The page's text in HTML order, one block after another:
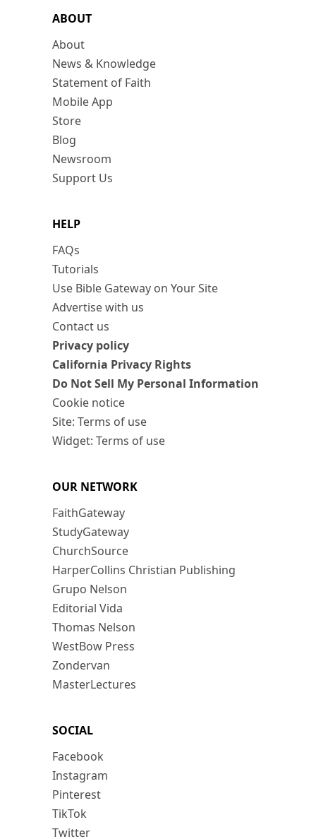
ABOUT
About
News & Knowledge
Statement of Faith
Mobile App
Store
Blog
Newsroom
Support Us
HELP
FAQs
Tutorials
Use Bible Gateway on Your Site
Advertise with us
Contact us
Privacy policy
California Privacy Rights
Do Not Sell My Personal Information
Cookie notice
Site: Terms of use
Widget: Terms of use
OUR NETWORK
FaithGateway
StudyGateway
ChurchSource
HarperCollins Christian Publishing
Grupo Nelson
Editorial Vida
Thomas Nelson
WestBow Press
Zondervan
MasterLectures
SOCIAL
Facebook
Instagram
Pinterest
TikTok
Twitter